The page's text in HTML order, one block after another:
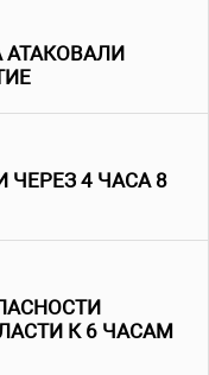
4 ЧАСА 8
К 6 ЧАСАМ